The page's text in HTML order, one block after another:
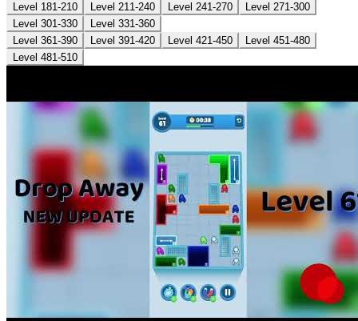
Level 181-210
Level 211-240 Level 241-270
Level 271-300
Level 301-330
Level 331-360
Level 361-390
Level 391-420 Level 421-450
Level 451-480
Level 481-510